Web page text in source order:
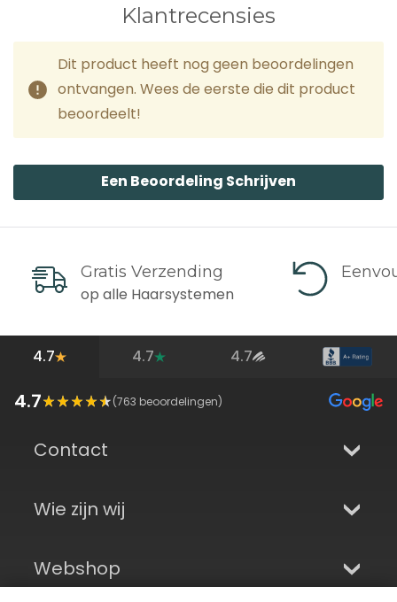
Klantrecensies
Dit product heeft nog geen beoordelingen
ontvangen. Wees de eerste die dit product
beoordeelt!
Een Beoordeling Schrijven
Gratis Verzending
op alle Haarsystemen
4.7 4.7 4.7
4.7 (763 beoordelingen)
Contact
Wie zijn wij
Webshop